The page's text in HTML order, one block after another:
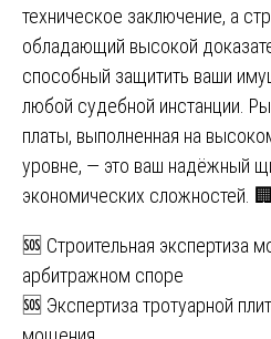
техническое заключение, а
обладающий высокой
способный защитить ваши
любой судебной инстанции.
платы, выполненная на
уровне, — это ваш надёжный
экономических сложностей.
Навигация
по
🆘 Строительная экспертиза
арбитражном споре
🆘 Экспертиза тротуарной